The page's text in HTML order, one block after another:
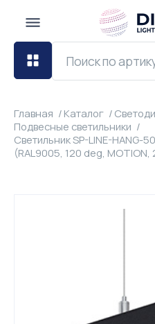
Главная Каталог
Подвесные светильники
Светильник SP-LINE-HANG-
(RAL9005, 120 deg, MOTION,